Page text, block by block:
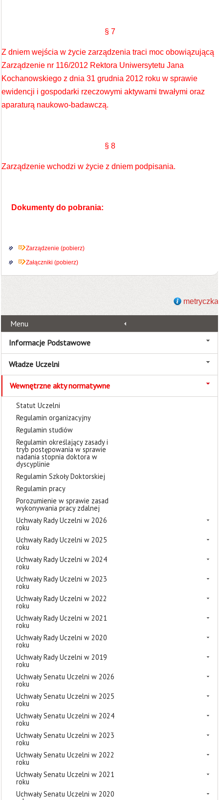
§ 7
Z dniem wejścia w życie zarządzenia traci moc obowiązującą
Zarządzenie nr 116/2012 Rektora Uniwersytetu Jana
Kochanowskiego z dnia 31 grudnia 2012 roku w sprawie
ewidencji i gospodarki rzeczowymi aktywami trwałymi oraz
aparaturą naukowo-badawczą.
§ 8
Zarządzenie wchodzi w życie z dniem podpisania.
Dokumenty do pobrania:
Zarządzenie (pobierz)
Załączniki (pobierz)
metryczka
Menu
Informacje Podstawowe
Władze Uczelni
Wewnętrzne akty normatywne
Statut Uczelni
Regulamin organizacyjny
Regulamin studiów
Regulamin określający zasady i
tryb postępowania w sprawie
nadania stopnia doktora w
dyscyplinie
Regulamin Szkoły Doktorskiej
Regulamin pracy
Porozumienie w sprawie zasad
wykonywania pracy zdalnej
Uchwały Rady Uczelni w 2026
roku
Uchwały Rady Uczelni w 2025
roku
Uchwały Rady Uczelni w 2024
roku
Uchwały Rady Uczelni w 2023
roku
Uchwały Rady Uczelni w 2022
roku
Uchwały Rady Uczelni w 2021
roku
Uchwały Rady Uczelni w 2020
roku
Uchwały Rady Uczelni w 2019
roku
Uchwały Senatu Uczelni w 2026
roku
Uchwały Senatu Uczelni w 2025
roku
Uchwały Senatu Uczelni w 2024
roku
Uchwały Senatu Uczelni w 2023
roku
Uchwały Senatu Uczelni w 2022
roku
Uchwały Senatu Uczelni w 2021
roku
Uchwały Senatu Uczelni w 2020